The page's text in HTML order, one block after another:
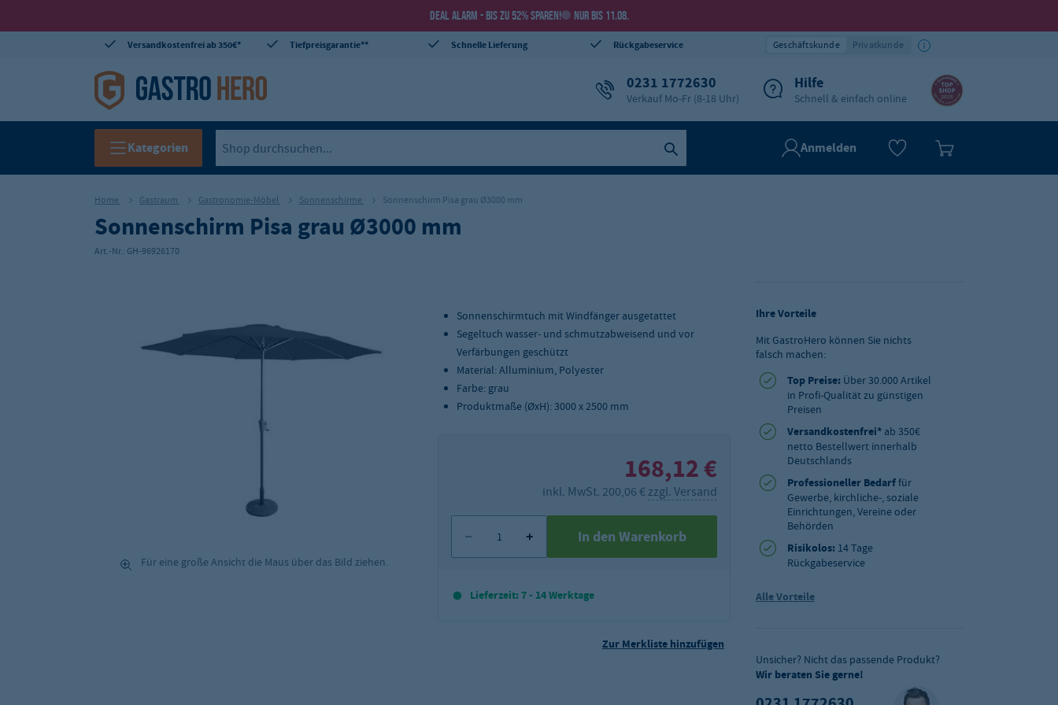
DEAL ALARM - BIS ZU 52% SPAREN! NUR BIS 11.08.
Versandkostenfrei ab 350€* Tiefpreisgarantie** Schnelle Lieferung Rückgabeservice Geschäftskunde Privatkunde
0231 1772630
Verkauf Mo-Fr (8-18 Uhr)
Hilfe
Schnell & einfach online
Kategorien Anmelden
Home Gastraum Gastronomie-Möbel Sonnenschirme Sonnenschirm Pisa grau Ø3000 mm
Sonnenschirm Pisa grau Ø3000 mm
Art.-Nr.: GH-96926170
Für eine große Ansicht die Maus über das Bild ziehen.
Sonnenschirmtuch mit Windfänger ausgetattet
Segeltuch wasser- und schmutzabweisend und vor
Verfärbungen geschützt
Material: Alluminium, Polyester
Farbe: grau
Produktmaße (ØxH): 3000 x 2500 mm
168,12 €
inkl. MwSt. 200,06 € zzgl. Versand
In den Warenkorb
Lieferzeit: 7 - 14 Werktage
Zur Merkliste hinzufügen
Ihre Vorteile
Mit GastroHero können Sie nichts
falsch machen:
Top Preise: Über 30.000 Artikel
in Profi-Qualität zu günstigen
Preisen
Versandkostenfrei* ab 350€
netto Bestellwert innerhalb
Deutschlands
Professioneller Bedarffür
Gewerbe, kirchliche-, soziale
Einrichtungen, Vereine oder
Behörden
Risikolos: 14 Tage
Rückgabeservice
Alle Vorteile
Unsicher? Nicht das passende Produkt?
Wir beraten Sie gerne!